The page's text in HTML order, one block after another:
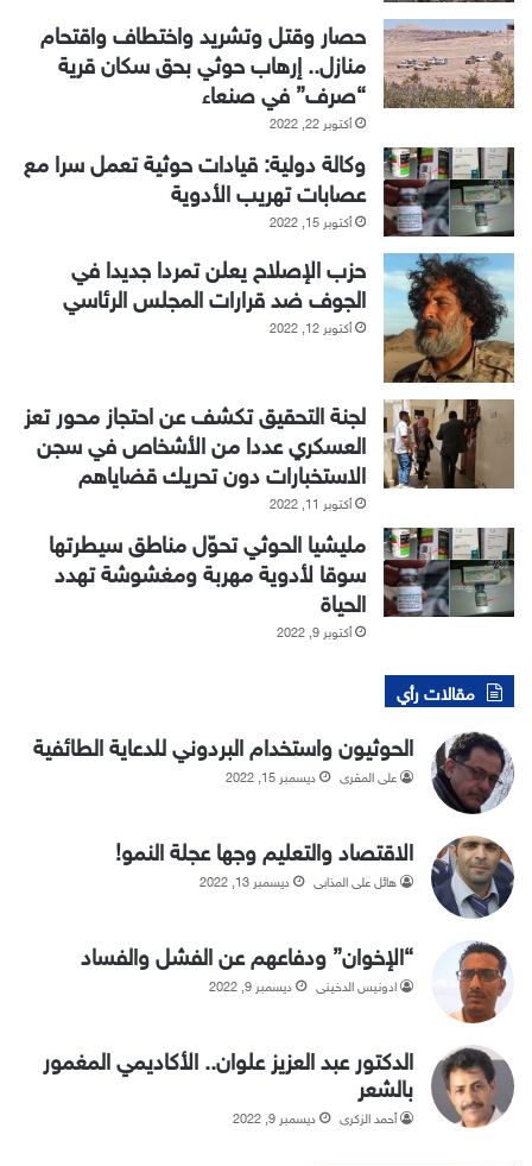
حصار وقتل وتشريد واختطاف واقتحام
منازل.. إرهاب حوثي بحق سكان قرية
“صرف” في صنعاء
أكتوبر 22, 2022
وكالة دولية: قيادات حوثية تعمل سرا مع
عصابات تهريب الأدوية
أكتوبر 15, 2022
حزب الإصلاح يعلن تمردا جديدا في
الجوف ضد قرارات المجلس الرئاسي
أكتوبر 12, 2022
لجنة التحقيق تكشف عن احتجاز محور تعز
العسكري عددا من الأشخاص في سجن
الاستخبارات دون تحريك قضاياهم
أكتوبر 11, 2022
مليشيا الحوثي تحوّل مناطق سيطرتها
سوقا لأدوية مهربة ومغشوشة تهدد
الحياة
أكتوبر 9, 2022
مقالات رأي
الحوثيون واستخدام البردوني للدعاية الطائفية
علي المقري ديسمبر 15, 2022
الاقتصاد والتعليم وجها عجلة النمو!
هائل علي المذابي ديسمبر 13, 2022
“الإخوان” ودفاعهم عن الفشل والفساد
ادونيس الدخيني ديسمبر 9, 2022
الدكتور عبد العزيز علوان.. الأكاديمي المغمور
بالشعر
أحمد الزكري ديسمبر 9, 2022